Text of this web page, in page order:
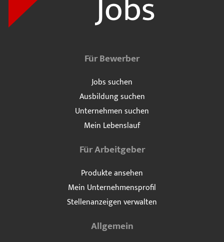
Für Bewerber
Jobs suchen
Ausbildung suchen
Unternehmen suchen
Mein Lebenslauf
Für Arbeitgeber
Produkte ansehen
Mein Unternehmensprofil
Stellenanzeigen verwalten
Allgemein